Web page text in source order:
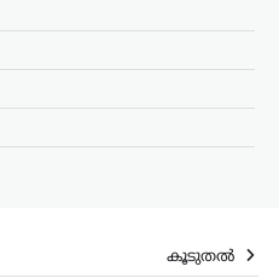
കൂടുതൽ
ഭീഷണിപ്പെടുത്തിയ
കഴിയുന്ന അർജുൻ
ലേറ്റസ്റ്റ് ന്യൂസ്